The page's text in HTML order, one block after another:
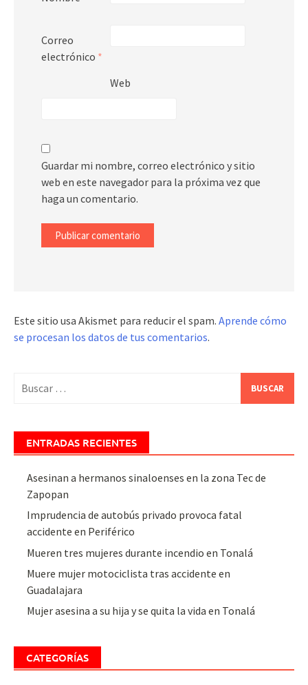
Correo
electrónico *
Web
Guardar mi nombre, correo electrónico y sitio
web en este navegador para la próxima vez que
haga un comentario.
Este sitio usa Akismet para reducir el spam. Aprende cómo
se procesan los datos de tus comentarios.
ENTRADAS RECIENTES
Asesinan a hermanos sinaloenses en la zona Tec de
Zapopan
Imprudencia de autobús privado provoca fatal
accidente en Periférico
Mueren tres mujeres durante incendio en Tonalá
Muere mujer motociclista tras accidente en
Guadalajara
Mujer asesina a su hija y se quita la vida en Tonalá
CATEGORÍAS